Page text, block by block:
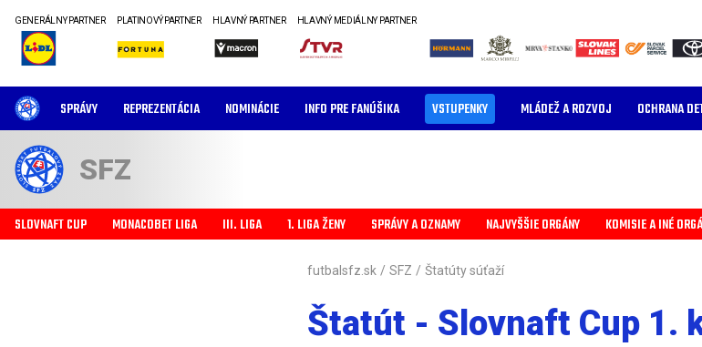
GENERÁLNY PARTNER PLATINOVÝ PARTNER HLAVNÝ PARTNER HLAVNÝ MEDIÁLNY PARTNER
SPRÁVY REPREZENTÁCIA NOMINÁCIE INFO PRE FANÚŠIKA VSTUPENKY MLÁDEŽ A ROZVOJ OCHRANA
SFZ
SLOVNAFT CUP MONACOBET LIGA III. LIGA 1. LIGA ŽENY SPRÁVY A OZNAMY NAJVYŠŠIE ORGÁNY KOMISIE A INÉ
futbalsfz.sk / SFZ / Štatúty súťaží
Štatút - Slovnaft Cup 1.